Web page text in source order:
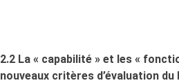
2.2 La « capabilité » et les «
nouveaux critères d’évaluation